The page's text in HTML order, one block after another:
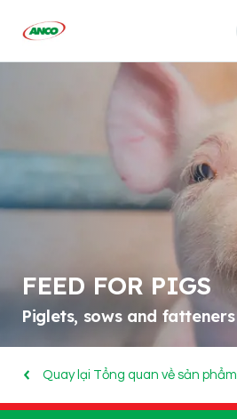
FEED FOR PIGS
Piglets, sows and fatteners
Quay lại Tổng quan về sản phẩm